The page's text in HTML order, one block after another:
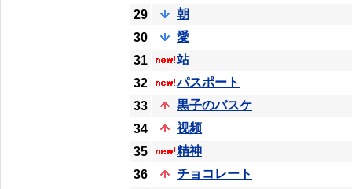
29
朝
30
愛
31
站
32
パスポート
33
黒子のバスケ
34
视频
35
精神
36
チョコレート